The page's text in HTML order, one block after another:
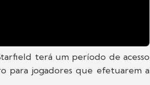
terá um período de acesso
para jogadores que efetuarem a